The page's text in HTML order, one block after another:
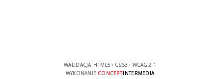
WALIDACJA: HTML5+ CSS3 + WCAG 2.1
WYKONANIE CONCEPTINTERMEDIA